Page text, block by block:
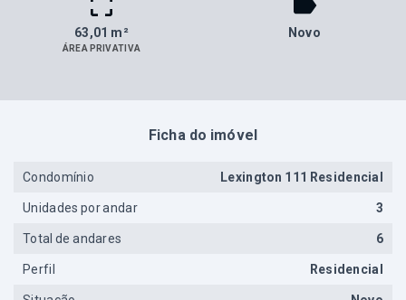
63,01 m²
ÁREA PRIVATIVA
Novo
Ficha do imóvel
Condomínio Lexington 111 Residencial
Unidades por andar 3
Total de andares 6
Perfil Residencial